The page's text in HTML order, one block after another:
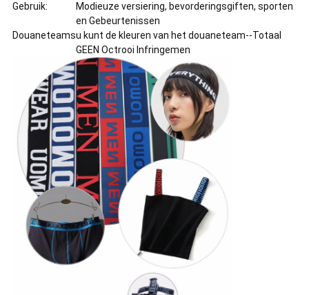
Gebruik:
Modieuze versiering, bevorderingsgiften, sporten
en Gebeurtenissen
Douaneteamsu kunt de kleuren van het douaneteam--Totaal
GEEN Octrooi Infringemen